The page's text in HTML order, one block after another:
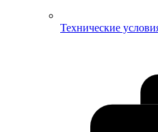
Технические